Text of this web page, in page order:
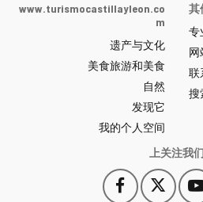
y
León
网
站
门
户
-
www.turismocastillayleon.co
m
遗产与文化
美食旅游和美食
自然
发现它
我的个人空间
其
专
网
联
搜
上关注我们
Facebook
此
此